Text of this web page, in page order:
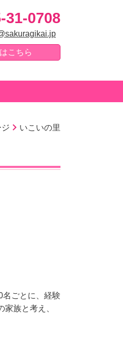
31-0708
こちら
ジ いこいの里
ごとに、経験
族と考え、